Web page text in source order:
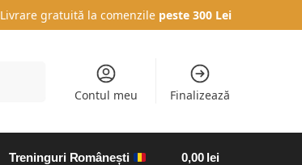
Livrare gratuită la comenzile peste 300 Lei
Contul meu Finalizează
Treninguri Românești 0,00 lei